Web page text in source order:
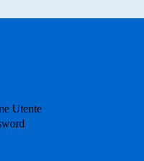
Utente